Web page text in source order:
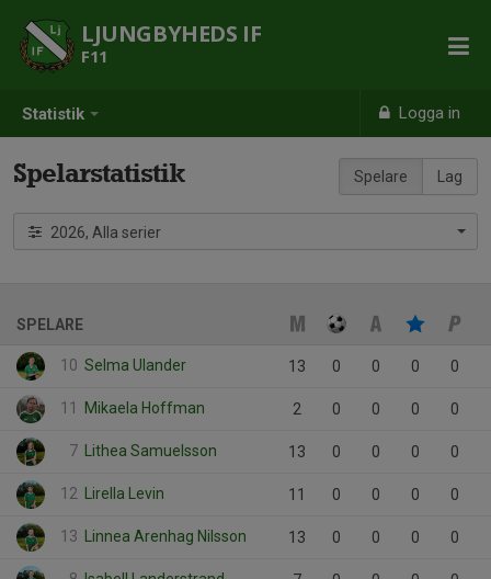
Statistik Logga in
LJUNGBYHEDS IF
F11
Spelare Lag
Spelarstatistik
2026, Alla serier
SPELARE
10 Selma Ulander 13 0 0 0 0
11 Mikaela Hoffman 2 0 0 0 0
7 Lithea Samuelsson 13 0 0 0 0
12 Lirella Levin 11 0 0 0 0
13 Linnea Arenhag Nilsson 13 0 0 0 0